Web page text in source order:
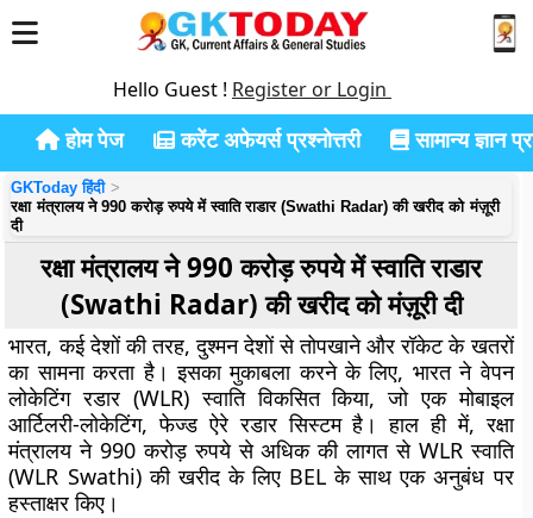
Hello Guest ! Register or Login
होम पेज करेंट अफेयर्स प्रश्नोत्तरी सामान्य ज्ञान
GKToday हिंदी
रक्षा मंत्रालय ने 990 करोड़ रुपये में स्वाति राडार (Swathi Radar) की खरीद को मंज़ूरी
दी
रक्षा मंत्रालय ने 990 करोड़ रुपये में स्वाति राडार
(Swathi Radar) की खरीद को मंज़ूरी दी
भारत, कई देशों की तरह, दुश्मन देशों से तोपखाने और रॉकेट के खतरों
का सामना करता है।इसका मुकाबला करने के लिए, भारत ने वेपन
लोकेटिंग रडार (WLR) स्वाति विकसित किया, जो एक मोबाइल
आर्टिलरी-लोकेटिंग, फेज्ड ऐरे रडार सिस्टम है।हाल ही में, रक्षा
मंत्रालय ने 990 करोड़ रुपये से अधिक की लागत से WLR स्वाति
(WLR Swathi) की खरीद के लिए BEL के साथ एक अनुबंध पर
हस्ताक्षर किए।